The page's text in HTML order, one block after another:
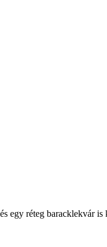
egy réteg baracklekvár is